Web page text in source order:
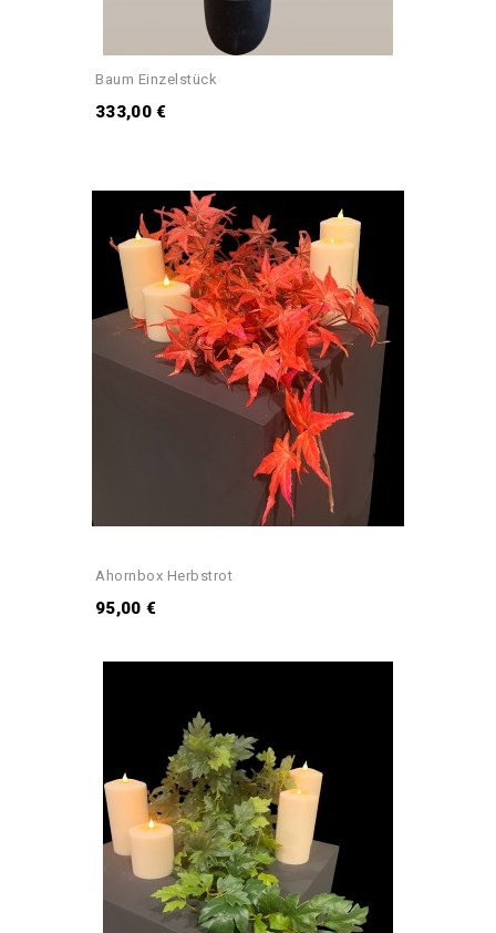
Baum Einzelstück
333,00 €
Ahornbox Herbstrot
95,00 €